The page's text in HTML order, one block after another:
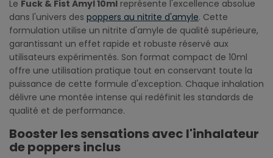
Le Fuck & Fist Amyl 10ml représente l'excellence absolue
dans l'univers des poppers au nitrite d'amyle. Cette
formulation utilise un nitrite d'amyle de qualité supérieure,
garantissant un effet rapide et robuste réservé aux
utilisateurs expérimentés. Son format compact de 10ml
offre une utilisation pratique tout en conservant toute la
puissance de cette formule d'exception. Chaque inhalation
délivre une montée intense qui redéfinit les standards de
qualité et de performance.
Booster les sensations avec l'inhalateur
de poppers inclus